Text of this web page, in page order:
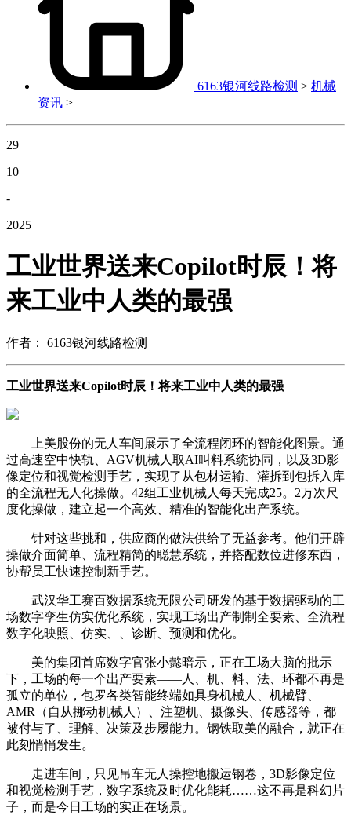
6163银河线路检测 > 机械
资讯 >
29
10
-
2025
工业世界送来Copilot时辰！将
来工业中人类的最强
作者： 6163银河线路检测
工业世界送来Copilot时辰！将来工业中人类的最强
上美股份的无人车间展示了全流程闭环的智能化图景。通
过高速空中快轨、AGV机械人取AI叫料系统协同，以及3D影
像定位和视觉检测手艺，实现了从包材运输、灌拆到包拆入库
的全流程无人化操做。42组工业机械人每天完成25。2万次尺
度化操做，建立起一个高效、精准的智能化出产系统。
针对这些挑和，供应商的做法供给了无益参考。他们开辟
操做介面简单、流程精简的聪慧系统，并搭配数位进修东西，
协帮员工快速控制新手艺。
武汉华工赛百数据系统无限公司研发的基于数据驱动的工
场数字孪生仿实优化系统，实现工场出产制制全要素、全流程
数字化映照、仿实、、诊断、预测和优化。
美的集团首席数字官张小懿暗示，正在工场大脑的批示
下，工场的每一个出产要素——人、机、料、法、环都不再是
孤立的单位，包罗各类智能终端如具身机械人、机械臂、
AMR（自从挪动机械人）、注塑机、摄像头、传感器等，都
被付与了、理解、决策及步履能力。钢铁取美的融合，就正在
此刻悄悄发生。
走进车间，只见吊车无人操控地搬运钢卷，3D影像定位
和视觉检测手艺，数字系统及时优化能耗……这不再是科幻片
子，而是今日工场的实正在场景。